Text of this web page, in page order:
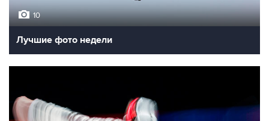
10
Лучшие фото недели